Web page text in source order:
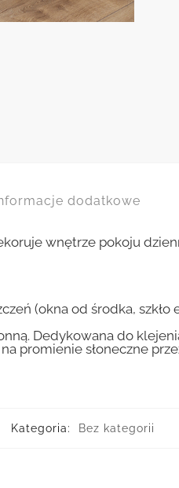
dodatkowe
wnętrze pokoju
(okna od środka,
Dedykowana do
promienie słoneczne
Kategoria: Bez kategorii